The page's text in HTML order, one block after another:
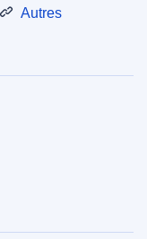
Autres